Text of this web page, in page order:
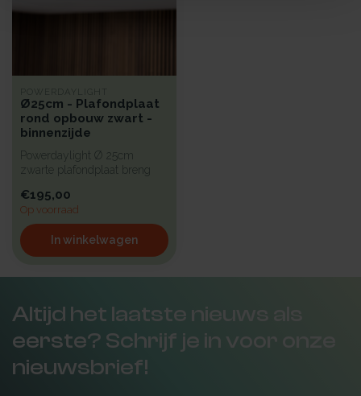
POWERDAYLIGHT
Ø25cm - Plafondplaat
rond opbouw zwart -
binnenzijde
Powerdaylight Ø 25cm
zwarte plafondplaat breng
O...
€195,00
Op voorraad
In winkelwagen
Altijd het laatste nieuws als
eerste? Schrijf je in voor onze
nieuwsbrief!